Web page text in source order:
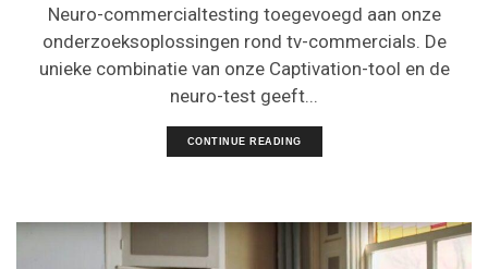
Neuro-commercialtesting toegevoegd aan onze
onderzoeksoplossingen rond tv-commercials. De
unieke combinatie van onze Captivation-tool en de
neuro-test geeft...
CONTINUE READING